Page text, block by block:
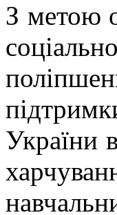
З метою
України